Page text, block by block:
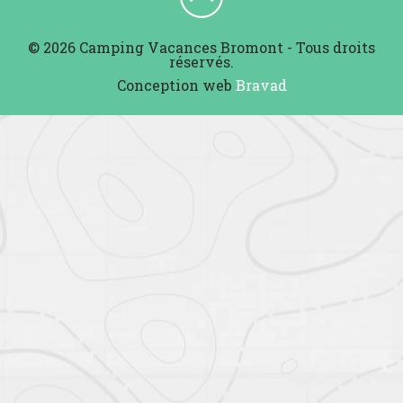
© 2026 Camping Vacances Bromont - Tous droits
réservés.
Conception web Bravad